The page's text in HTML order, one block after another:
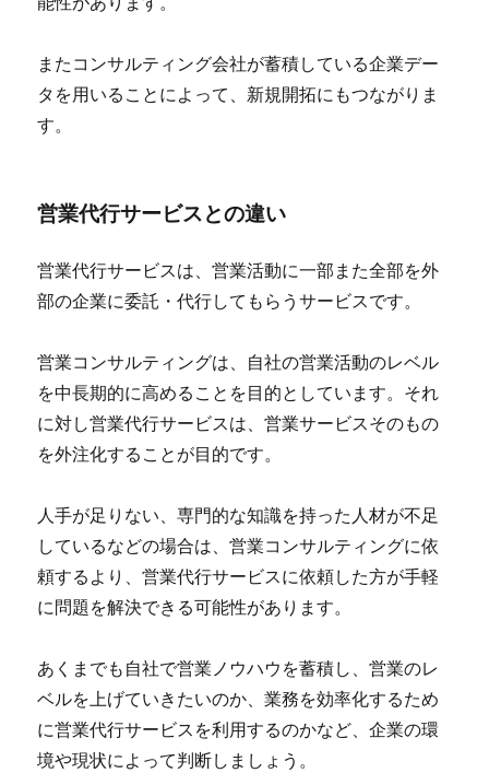
またコンサルティング会社が蓄積している企業デー
タを用いることによって、新規開拓にもつながりま
す。
営業代行サービスとの違い
営業代行サービスは、営業活動に一部また全部を外
部の企業に委託・代行してもらうサービスです。
営業コンサルティングは、自社の営業活動のレベル
を中長期的に高めることを目的としています。それ
に対し営業代行サービスは、営業サービスそのもの
を外注化することが目的です。
人手が足りない、専門的な知識を持った人材が不足
しているなどの場合は、営業コンサルティングに依
頼するより、営業代行サービスに依頼した方が手軽
に問題を解決できる可能性があります。
あくまでも自社で営業ノウハウを蓄積し、営業のレ
ベルを上げていきたいのか、業務を効率化するため
に営業代行サービスを利用するのかなど、企業の環
境や現状によって判断しましょう。